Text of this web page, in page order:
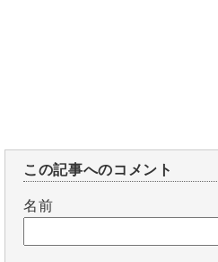
この記事へのコメント
名前